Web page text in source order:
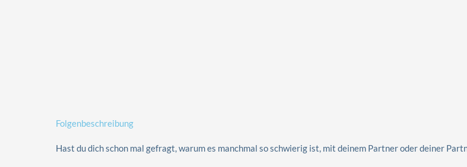
Folgenbeschreibung
Hast du dich schon mal gefragt, warum es manchmal so schwierig ist, mit deinem Partner oder deiner